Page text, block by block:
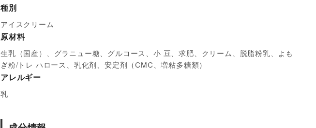
種別
アイスクリーム
原材料
生乳（国産）、グラニュー糖、グルコース、小 豆、求肥、クリーム、脱脂粉乳、よも
ぎ粉/トレ ハロース、乳化剤、安定剤（CMC、増粘多糖類）
アレルギー
乳